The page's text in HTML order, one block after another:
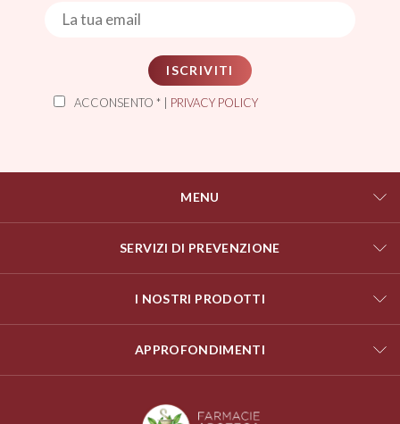
ISCRIVITI
ACCONSENTO * | PRIVACY POLICY
MENU
SERVIZI DI PREVENZIONE
I NOSTRI PRODOTTI
APPROFONDIMENTI